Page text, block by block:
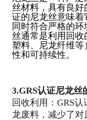
丝材料，具有良好
证的尼龙丝意味着
同时符合严格的
丝通常是利用回
塑料、尼龙纤维
性和可持续性。
3.GRS认证尼龙丝
回收利用：GRS
龙废料，减少了